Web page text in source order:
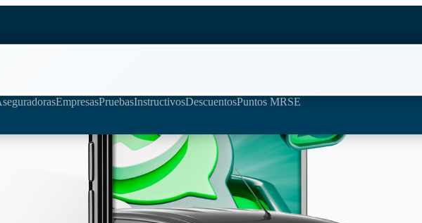
EmpresasPruebasInstructivosDescuentosPuntos MRSE